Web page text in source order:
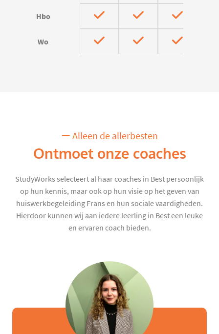
Hbo
Wo
Alleen de allerbesten
Ontmoet onze coaches
StudyWorks selecteert al haar coaches in Best persoonlijk
op hun kennis, maar ook op hun visie op het geven van
huiswerkbegeleiding Frans en hun sociale vaardigheden.
Hierdoor kunnen wij aan iedere leerling in Best een leuke
en ervaren coach bieden.